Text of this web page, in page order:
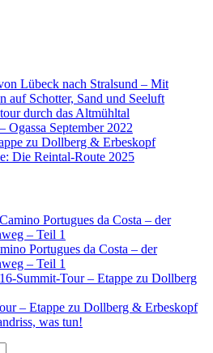
Lübeck nach Stralsund – Mit
auf Schotter, Sand und Seeluft
durch das Altmühltal
Ogassa September 2022
zu Dollberg & Erbeskopf
Die Reintal-Route 2025
Camino Portugues da Costa – der
– Teil 1
Portugues da Costa – der
– Teil 1
16‑Summit‑Tour – Etappe zu Dollberg
– Etappe zu Dollberg & Erbeskopf
was tun!